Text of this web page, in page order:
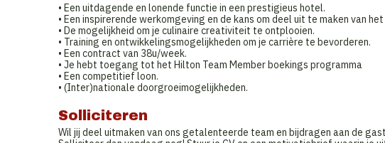
• Een uitdagende en lonende functie in een prestigieus hotel.
• Een inspirerende werkomgeving en de kans om deel uit te maken van
• De mogelijkheid om je culinaire creativiteit te ontplooien.
• Training en ontwikkelingsmogelijkheden om je carrière te bevorderen.
• Een contract van 38u/week.
• Je hebt toegang tot het Hilton Team Member boekings programma
• Een competitief loon.
• (Inter)nationale doorgroeimogelijkheden.
Solliciteren
Wil jij deel uitmaken van ons getalenteerde team en bijdragen aan de